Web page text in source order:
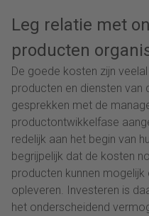
Leg relatie met
producten
De goede kosten zijn
producten en diensten van
gesprekken met de
productontwikkelfase
redelijk aan het begin van
begrijpelijk dat de kosten
producten kunnen
opleveren. Investeren is
het onderscheidend